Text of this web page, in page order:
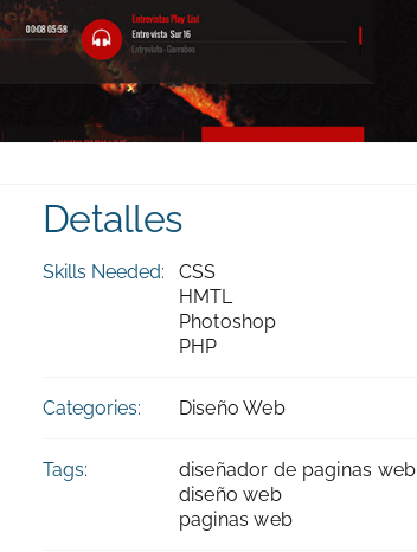
Detalles
Skills Needed:
CSS
HMTL
Photoshop
PHP
Categories: Diseño Web
Tags:
diseñador de paginas web
diseño web
paginas web